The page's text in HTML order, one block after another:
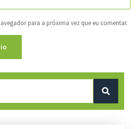
para a próxima vez que eu comentar.